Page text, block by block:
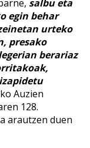
salbu eta
egin behar
urteko
presako
berariaz
Auzien
128.
arautzen duen